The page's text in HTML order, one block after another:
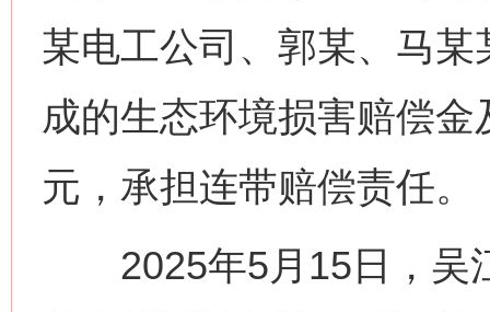
某电工公司、郭某、马
成的生态环境损害赔偿
元，承担连带赔偿责任。
2025年5月15日，吴